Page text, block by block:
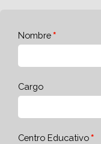
Nombre
Cargo
Centro Educativo